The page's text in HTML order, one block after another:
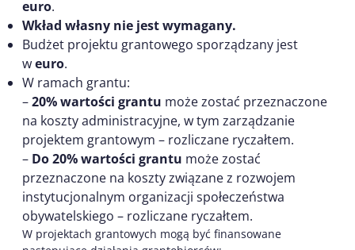
euro.
Wkład własny nie jest wymagany.
Budżet projektu grantowego sporządzany jest
weuro.
W ramach grantu:
–20% wartości grantu może zostać przeznaczone
na koszty administracyjne, w tym zarządzanie
projektem grantowym – rozliczane ryczałtem.
– Do 20% wartości grantu może zostać
przeznaczone na koszty związane z rozwojem
instytucjonalnym organizacji społeczeństwa
obywatelskiego – rozliczane ryczałtem.
W projektach grantowych mogą być finansowane